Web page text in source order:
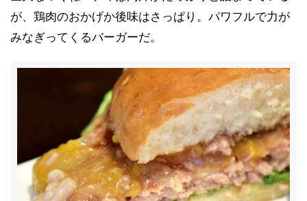
が、鶏肉のおかげか後味はさっぱり。パワフルで力が
みなぎってくるバーガーだ。